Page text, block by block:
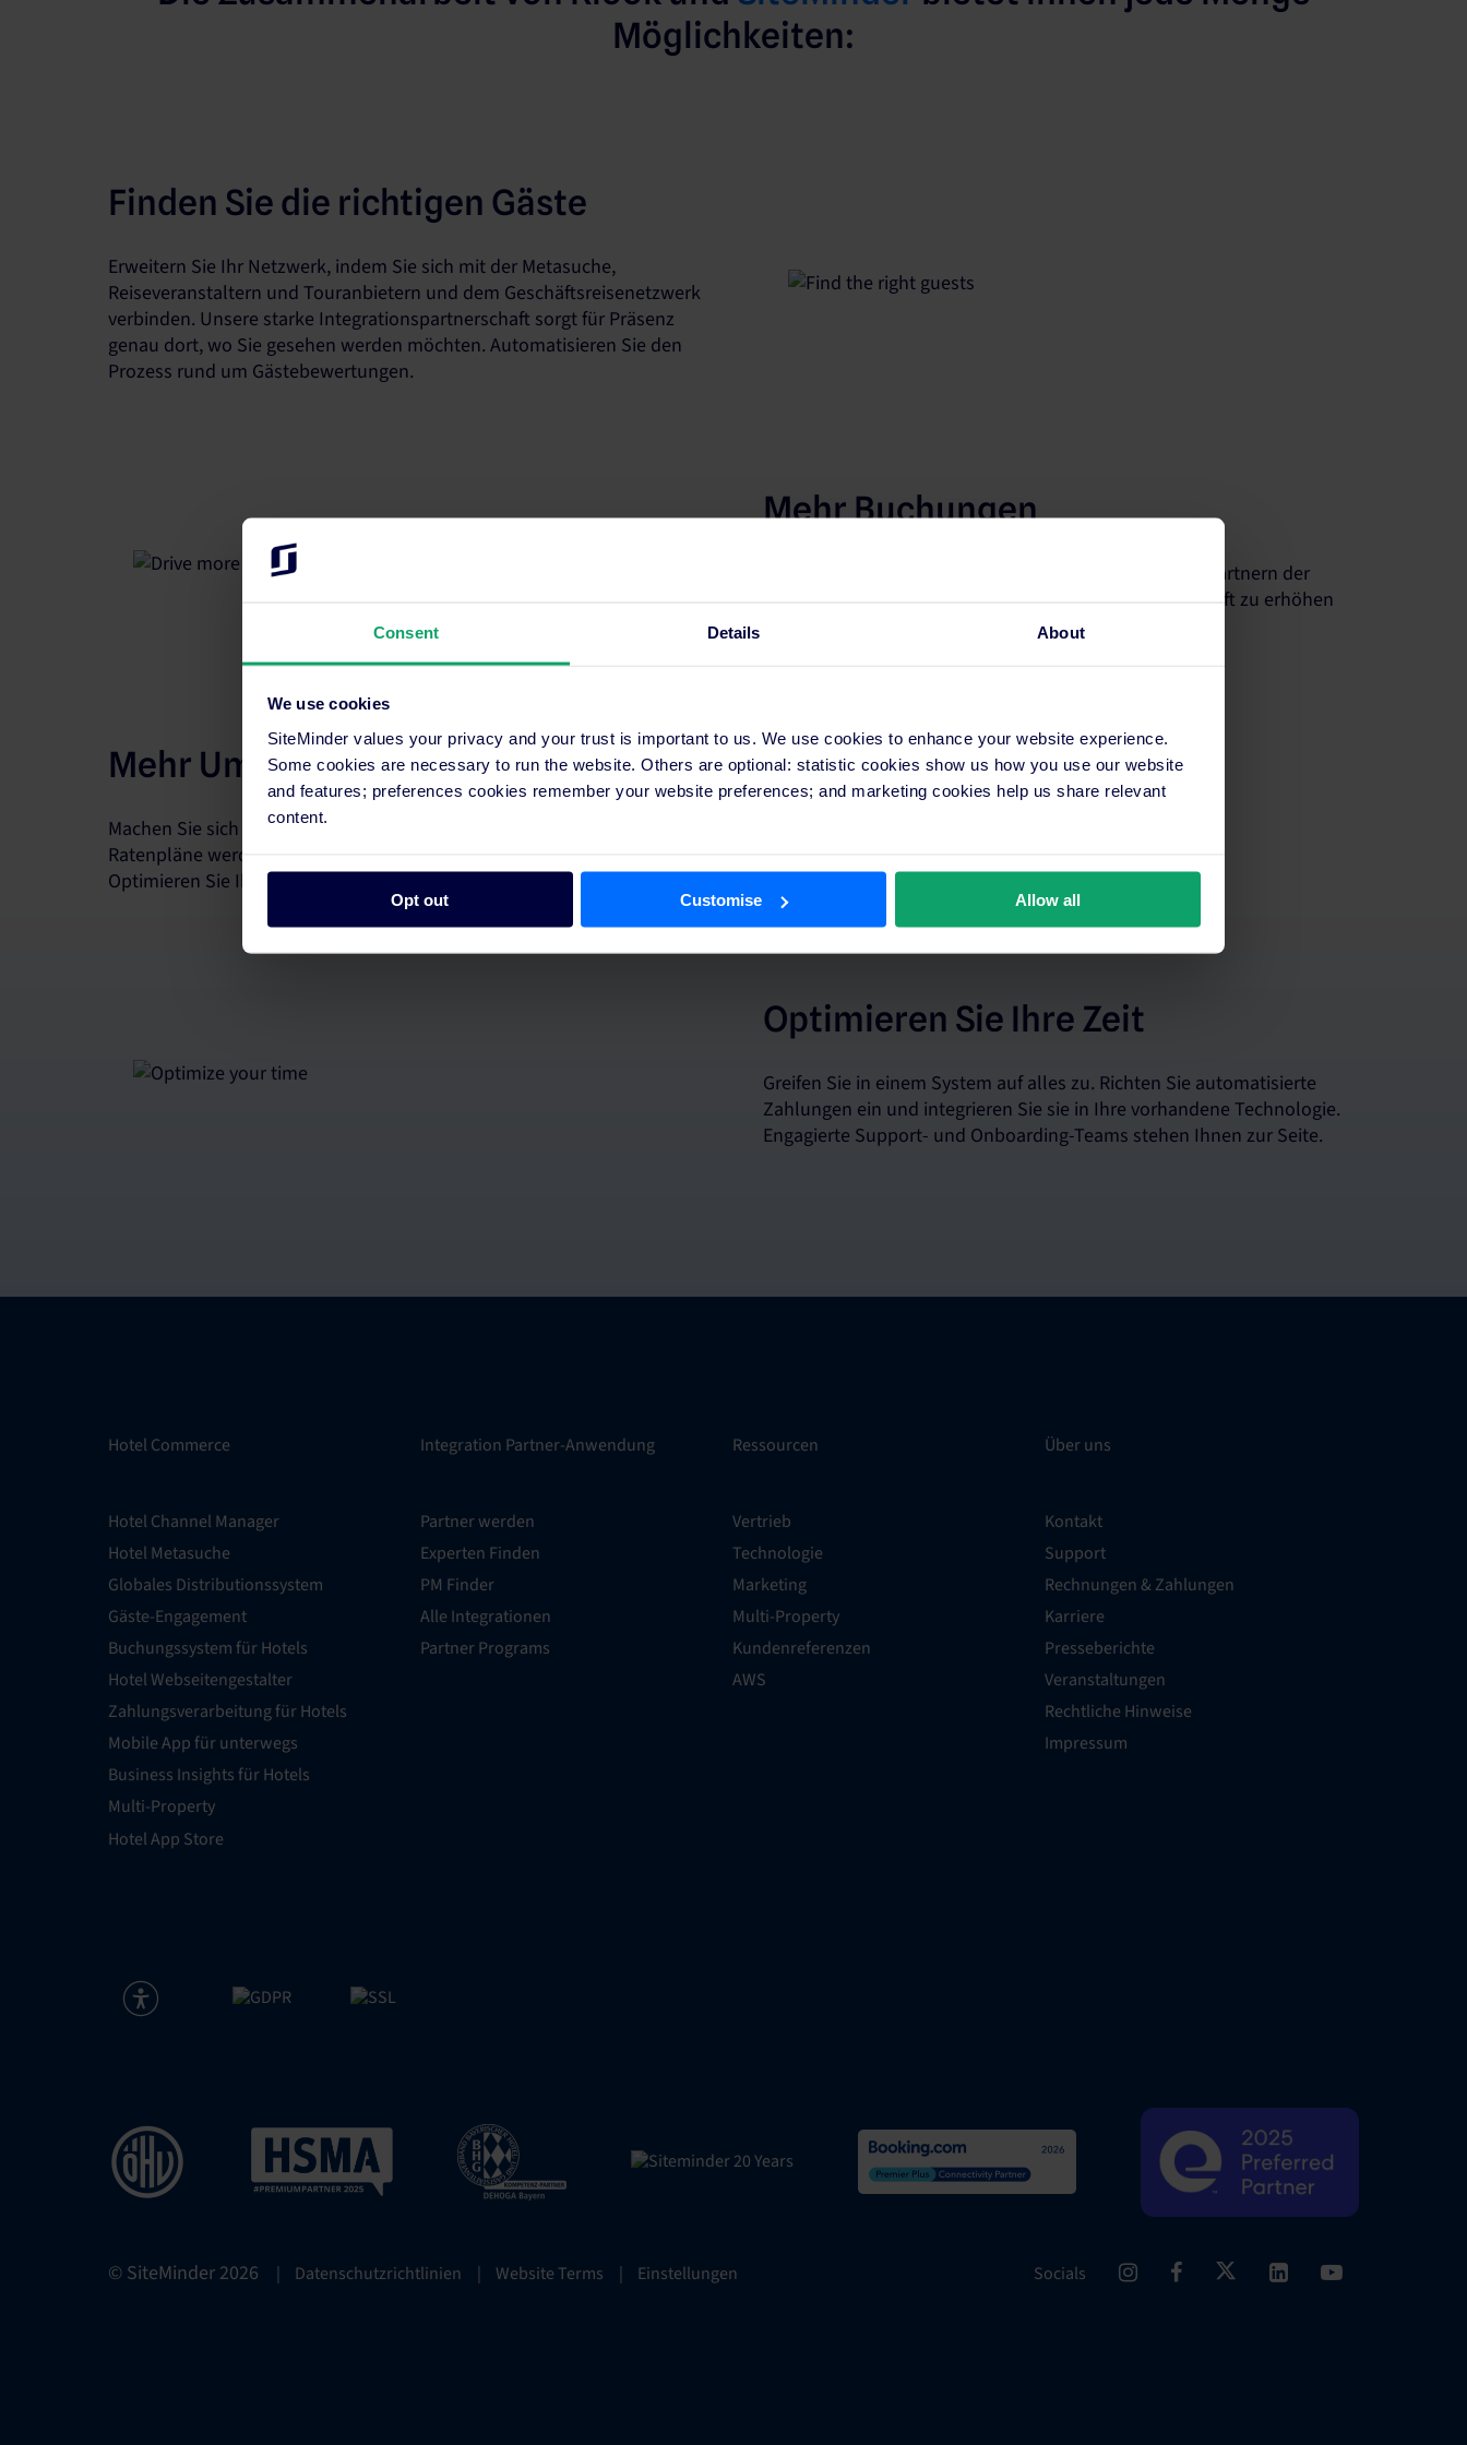
Consent Details About
We use cookies
SiteMinder values your privacy and your trust is important to us. We use cookies to enhance your website experience.
Some cookies are necessary to run the website. Others are optional: statistic cookies show us how you use our website
and features; preferences cookies remember your website preferences; and marketing cookies help us share relevant
content.
Opt out Customise Allow all
Möglichkeiten:
Finden Sie die richtigen Gäste
Erweitern Sie Ihr Netzwerk, indem Sie sich mit der Metasuche,
Reiseveranstaltern und Touranbietern und dem Geschäftsreisenetzwerk
verbinden. Unsere starke Integrationspartnerschaft sorgt für Präsenz
genau dort, wo Sie gesehen werden möchten. Automatisieren Sie den
Prozess rund um Gästebewertungen.
Mehr Buchungen
Unsere Plattform arbeitet mit der größten Anzahl von Partnern der
Branche zusammen, um die Sichtbarkeit Ihrer Unterkunft zu erhöhen
Mehr Umsatz pro Zimmer
Machen Sie sich keine Sorgen um vollständige Belegung. Neue
Ratenpläne werden in wenigen Minuten auf allen Portalen aktualisiert.
Optimieren Sie Ihre Strategie mit Echtzeit-Einblicken.
Optimieren Sie Ihre Zeit
Greifen Sie in einem System auf alles zu. Richten Sie automatisierte
Zahlungen ein und integrieren Sie sie in Ihre vorhandene Technologie.
Engagierte Support- und Onboarding-Teams stehen Ihnen zur Seite.
Hotel Commerce
Hotel Channel Manager
Hotel Metasuche
Globales Distributionssystem
Gäste-Engagement
Buchungssystem für Hotels
Hotel Webseitengestalter
Zahlungsverarbeitung für Hotels
Mobile App für unterwegs
Business Insights für Hotels
Multi-Property
Hotel App Store
Integration Partner-Anwendung
Partner werden
Experten Finden
PM Finder
Alle Integrationen
Partner Programs
Ressourcen
Vertrieb
Technologie
Marketing
Multi-Property
Kundenreferenzen
AWS
Über uns
Kontakt
Support
Rechnungen & Zahlungen
Karriere
Presseberichte
Veranstaltungen
Rechtliche Hinweise
Impressum
© SiteMinder 2026 | Datenschutzrichtlinien | Website Terms | Einstellungen Socials